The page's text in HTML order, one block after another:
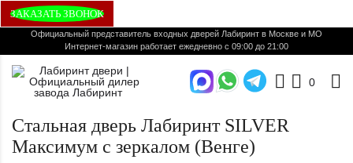
ЗАКАЗАТЬ ЗВОНОК
Официальный представитель входных дверей Лабиринт в Москве и МО
Интернет-магазин работает ежедневно с 09:00 до 21:00
0
Стальная дверь Лабиринт SILVER
Максимум с зеркалом (Венге)